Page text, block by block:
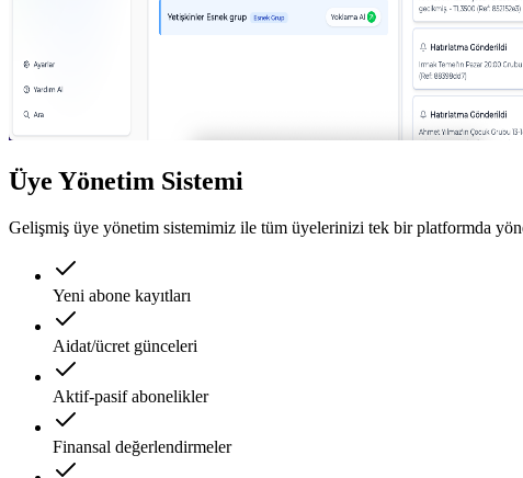
Üye Yönetim Sistemi
Gelişmiş üye yönetim sistemimiz ile tüm üyelerinizi tek bir platformda
Yeni abone kayıtları
Aidat/ücret günceleri
Aktif-pasif abonelikler
Finansal değerlendirmeler